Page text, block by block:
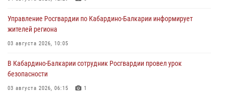
Управление Росгвардии по Кабардино-Балкарии информирует
жителей региона
03 августа 2026, 10:05
В Кабардино‑Балкарии сотрудник Росгвардии провел урок
безопасности
03 августа 2026, 06:15 1